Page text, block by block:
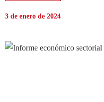
3 de enero de 2024